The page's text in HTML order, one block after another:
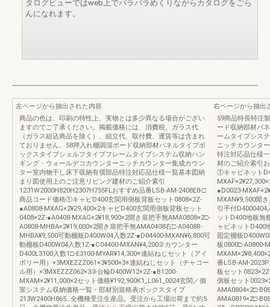
タログビューではweb上でパラパラめくりながらカタログをごら
んになれます。
左ページから抽出された内容
商品の色は、印刷の特性上、実物とは多少異なる場合がござい
ますのでご了承ください。掲載価格には、消費税、ガラス代
（ガラス組込商品を除く）、組立代、取付費、運賃等は含まれ
ておりません。58押入れ棚調湿ボード収納部材パネルタイプボ
ックスタイプシェルフタイプフレームタイプシステム収納ハン
ギング・ウォールデコカウンターニッチカウンター集成カウン
ター室内物干し床下収納有償部品特注対応品仕様一覧基本図納
まり図使用上のご注意リビング建材のご紹介索引
1231W2000H820H2307H755FLおすすめ品番LSB-AM-2408E8-□
商品コード価格①キャビD400玄関用側板背板セット0808×2Z-
●A0808-MXAG×2¥29,400×2キャビD400玄関用側板背板セット
0408×2Z-●A0408-MXAG×2¥18,900×2開き扉把手無AMA0808×2□-
A0808-MHBA×2¥19,000×2開き扉把手無AMA0408右□-A0408R-
MHBA¥9,500可動棚板D400W04入数2Z-●D04400-MXAN¥6,800可
動棚板D400W04入数1Z-●C04400-MXAN¥4,200②カウンター
D400L3100入数1□-E3100-MYAR¥14,300※連結ねじセット（アイ
ボリー用）×3MXEZZZ061×3¥500×3※連結ねじセット（チャコー
ル用）×3MXEZZZ062×3③台輪D400W12×2Z-●B1200-
MXAM×2¥11,000×2セット価格¥192,900K1_L061_0024玄関／個
室システム収納価格一覧・部材別規格表ボックスタイプ
213W2400H865…全機種受注生産品。受注から工場出荷まで約5
右ページから抽出
59商品特長特注
ード収納部材パ
ームタイプシス
ニッチカウンタ
特注対応品仕様
材のご紹介索引
①キャビネット
●D0023-
MXAN¥9,500開
引手付
ットD400地板無
ャビネットD400
固定棚板
板0800□-A0800-
番LSB-AM-
板セット
側板セット
AMA0804×2□-
AMA0819×2□-